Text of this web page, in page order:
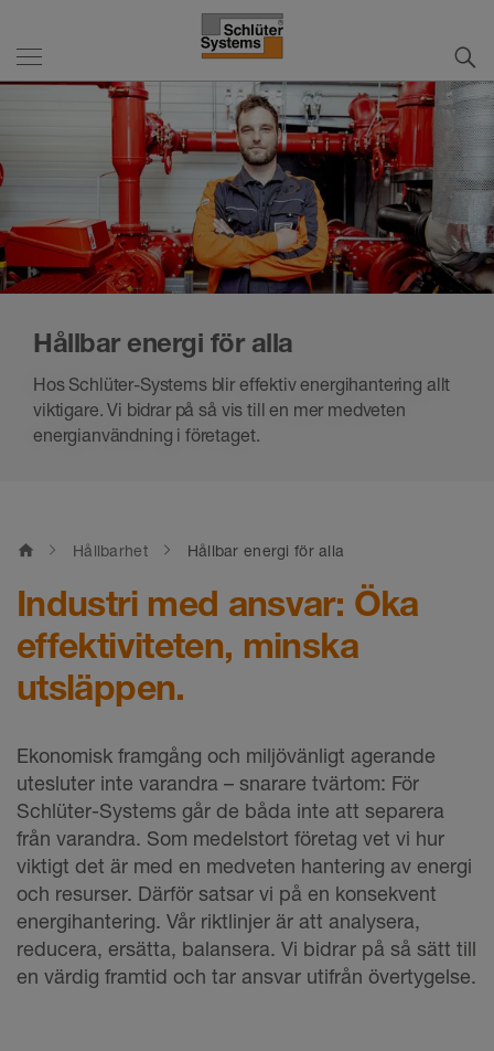
Hållbar energi för alla
Hos Schlüter-Systems blir effektiv energihantering allt
viktigare. Vi bidrar på så vis till en mer medveten
energianvändning i företaget.
home Hållbarhet Hållbar energi för alla
Industri med ansvar: Öka
effektiviteten, minska
utsläppen.
Ekonomisk framgång och miljövänligt agerande
utesluter inte varandra – snarare tvärtom: För
Schlüter-Systems går de båda inte att separera
från varandra. Som medelstort företag vet vi hur
viktigt det är med en medveten hantering av energi
och resurser. Därför satsar vi på en konsekvent
energihantering. Vår riktlinjer är att analysera,
reducera, ersätta, balansera. Vi bidrar på så sätt till
en värdig framtid och tar ansvar utifrån övertygelse.